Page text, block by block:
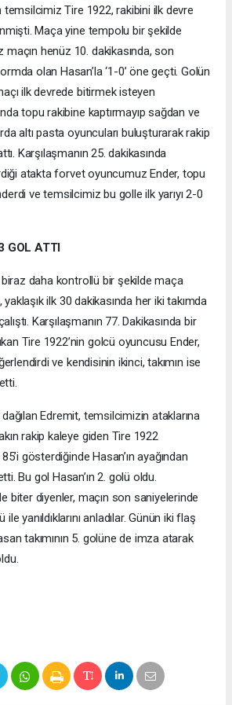
temsilcimiz Tire 1922, rakibini ilk devre
Maça yine tempolu bir şekilde
henüz 10. dakikasında, son
olan Hasan’la ‘1-0’ öne geçti. Golün
ilk devrede bitirmek isteyen
topu rakibine kaptırmayıp sağdan ve
altı pasta oyuncuları buluşturarak rakip
Karşılaşmanın 25. dakikasında
atakta forvet oyuncumuz Ender, topu
ve temsilcimiz bu golle ilk yarıyı 2-0
GOL ATTI
biraz daha kontrollü bir şekilde maça
yaklaşık ilk 30 dakikasında her iki takımda
Karşılaşmanın 77. Dakikasında bir
Tire 1922’nin golcü oyuncusu Ender,
ve kendisinin ikinci, takımın ise
Edremit, temsilcimizin ataklarına
rakip kaleye giden Tire 1922
gösterdiğinde Hasan’ın ayağından
Bu gol Hasan’ın 2. golü oldu.
biter diyenler, maçın son saniyelerinde
yanıldıklarını anladılar. Günün iki flaş
takımının 5. golüne de imza atarak